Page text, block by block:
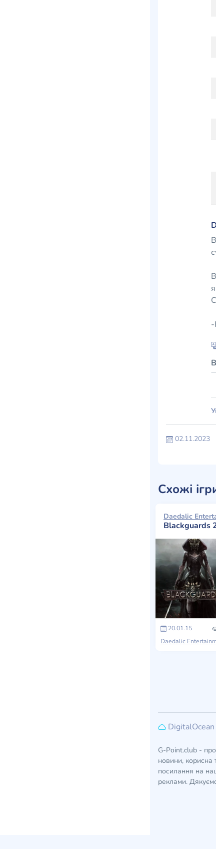
-
02.11.2023
Схожі
Blackguards
20.01.15
DigitalOcean
G-Point.club -
новини, корисна
посилання на
реклами.